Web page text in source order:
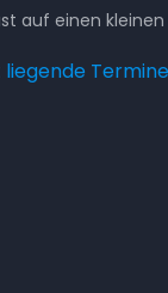
auf einen